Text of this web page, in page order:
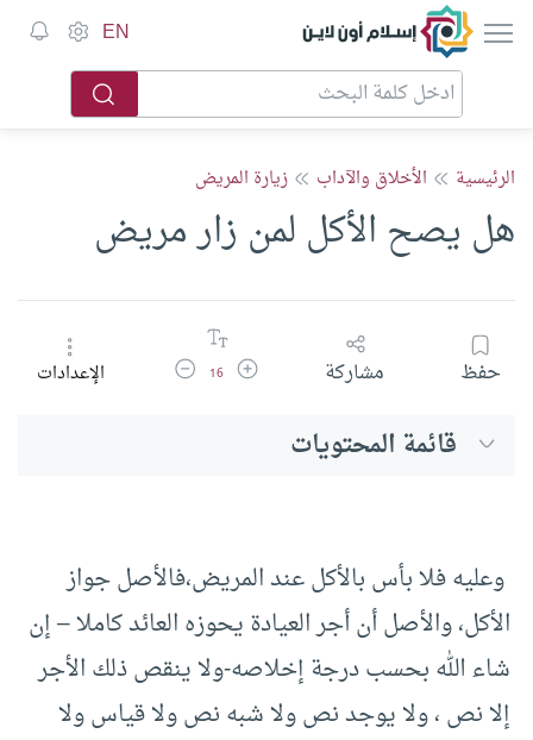
إسلام أون لاين EN
الرئيسية الأخلاق والآداب زيارة المريض
هل يصح الأكل لمن زار مريض
حفظ مشاركة زيادة حجم الخط
16 تقليل حجم الخطالإعدادات
قائمة المحتويات
وعليه فلا بأس بالأكل عند المريض،فالأصل جواز
الأكل، والأصل أن أجر العيادة يحوزه العائد كاملا – إن
شاء الله بحسب درجة إخلاصه-ولا ينقص ذلك الأجر
إلا نص ، ولا يوجد نص ولا شبه نص ولا قياس ولا